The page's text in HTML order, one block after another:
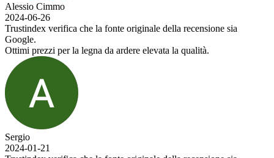
Alessio Cimmo
2024-06-26
Trustindex verifica che la fonte originale della recensione sia
Google.
Ottimi prezzi per la legna da ardere elevata la qualità.
Sergio
2024-01-21